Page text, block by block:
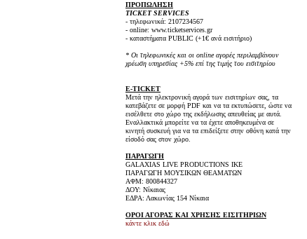
ΠΡΟΠΩΛΗΣΗ
TICKET SERVICES
- τηλεφωνικά: 2107234567
- online: www.ticketservices.gr
- καταστήματα PUBLIC (+1€ ανά εισιτήριο)
* Οι τηλεφωνικές και οι online αγορές περιλαμβάνουν
χρέωση υπηρεσίας +5% επί της τιμής του εισιτηρίου
E-TICKET
Μετά την ηλεκτρονική αγορά των εισιτηρίων σας, τα
κατεβάζετε σε μορφή PDF και να τα εκτυπώσετε, ώστε να
εισέλθετε στο χώρο της εκδήλωσης απευθείας με αυτά.
Εναλλακτικά μπορείτε να τα έχετε αποθηκευμένα σε
κινητή συσκευή για να τα επιδείξετε στην οθόνη κατά την
είσοδό σας στον χώρο.
ΠΑΡΑΓΩΓΗ
GALAXIAS LIVE PRODUCTIONS ΙΚΕ
ΠΑΡΑΓΩΓΗ ΜΟΥΣΙΚΩΝ ΘΕΑΜΑΤΩΝ
ΑΦΜ: 800844327
ΔΟΥ: Νίκαιας
ΕΔΡΑ: Λακωνίας 154 Νίκαια
ΟΡΟΙ ΑΓΟΡΑΣ ΚΑΙ ΧΡΗΣΗΣ ΕΙΣΙΤΗΡΙΩΝ
κάντε κλικ εδώ